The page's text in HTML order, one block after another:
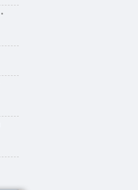
•